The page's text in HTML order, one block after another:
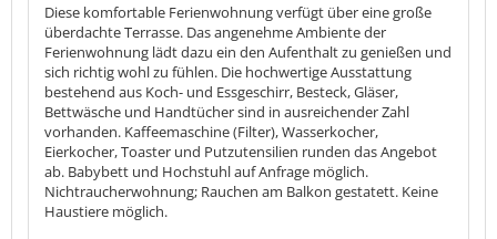
Diese komfortable Ferienwohnung verfügt über eine große
überdachte Terrasse. Das angenehme Ambiente der
Ferienwohnung lädt dazu ein den Aufenthalt zu genießen und
sich richtig wohl zu fühlen. Die hochwertige Ausstattung
bestehend aus Koch- und Essgeschirr, Besteck, Gläser,
Bettwäsche und Handtücher sind in ausreichender Zahl
vorhanden. Kaffeemaschine (Filter), Wasserkocher,
Eierkocher, Toaster und Putzutensilien runden das Angebot
ab. Babybett und Hochstuhl auf Anfrage möglich.
Nichtraucherwohnung; Rauchen am Balkon gestatett. Keine
Haustiere möglich.